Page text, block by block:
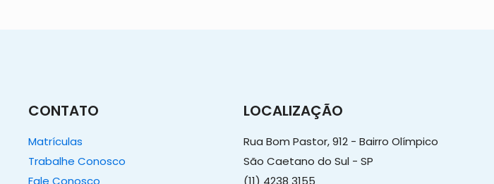
CONTATO
Matrículas
Trabalhe Conosco
LOCALIZAÇÃO
Rua Bom Pastor, 912 - Bairro Olímpico
São Caetano do Sul - SP